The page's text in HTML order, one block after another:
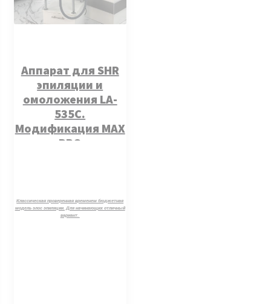
Аппарат для SHR
эпиляции и
омоложения LA-
535C.
Модификация MAX
PRO
Классическая проверенная временем бюджетная
модель элос эпиляции. Для начинающих отличный
вариант.